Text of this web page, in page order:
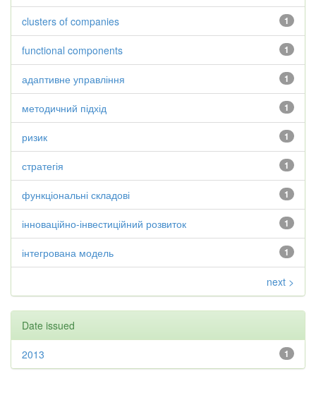
1
clusters of companies
1
functional components
1
адаптивне управління
1
методичний підхід
1
ризик
1
стратегія
1
функціональні складові
1
інноваційно-інвестиційний розвиток
1
інтегрована модель
next >
Date issued
1
2013